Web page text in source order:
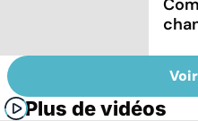
Plus de vidéos